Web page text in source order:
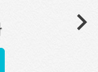
navigate_next